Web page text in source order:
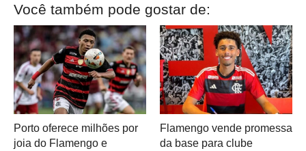
Você também pode gostar de:
Porto oferece milhões por
joia do Flamengo e
Flamengo vende promessa
da base para clube